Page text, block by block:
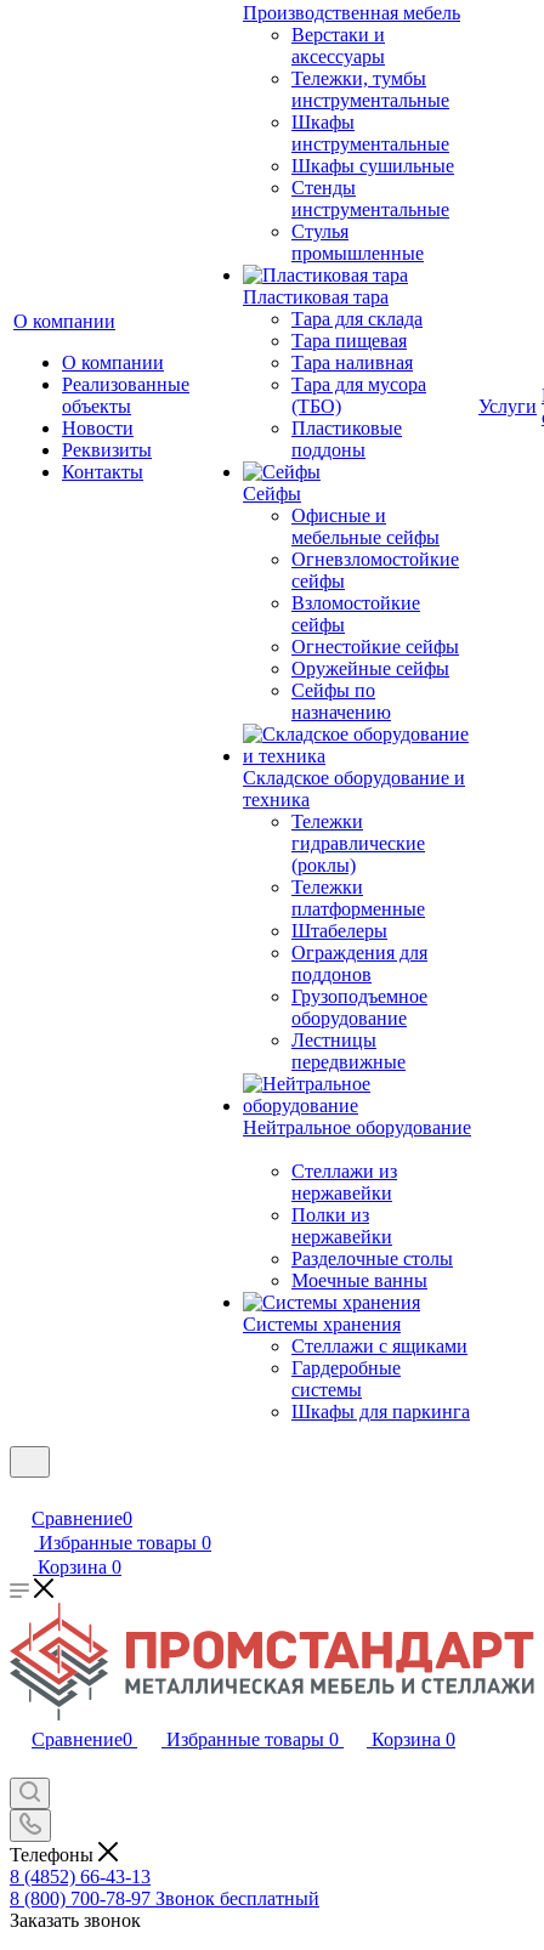
О компании
О компании
Реализованные
объекты
Новости
Реквизиты
Контакты
Производственная мебель
Верстаки и
аксессуары
Тележки, тумбы
инструментальные
Шкафы
инструментальные
Шкафы сушильные
Стенды
инструментальные
Cтулья
промышленные
Пластиковая тара
Тара для склада
Тара пищевая
Тара наливная
Тара для мусора
(ТБО)
Пластиковые
поддоны
Сейфы
Офисные и
мебельные сейфы
Огневзломостойкие
сейфы
Взломостойкие
сейфы
Огнестойкие сейфы
Оружейные сейфы
Сейфы по
назначению
Складское оборудование и
техника
Тележки
гидравлические
(роклы)
Тележки
платформенные
Штабелеры
Ограждения для
поддонов
Грузоподъемное
оборудование
Лестницы
передвижные
Нейтральное оборудование
Стеллажи из
нержавейки
Полки из
нержавейки
Разделочные столы
Моечные ванны
Системы хранения
Стеллажи с ящиками
Гардеробные
системы
Шкафы для паркинга
Услуги
Сравнение0
Избранные товары 0
Корзина 0
Сравнение0 Избранные товары 0 Корзина 0
Телефоны
8 (4852) 66-43-13
8 (800) 700-78-97 Звонок бесплатный
Заказать звонок